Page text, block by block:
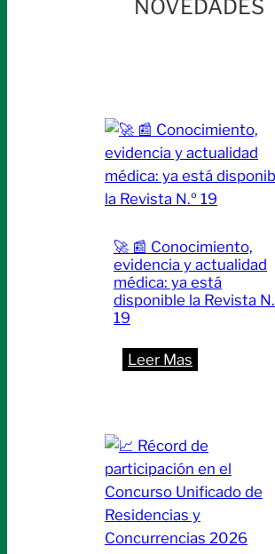
NOVEDADES
🚀 📰 Conocimiento,
evidencia y actualidad
médica: ya está
disponible la Revista
19
Leer Mas
evidencia
y
actualidad
médica:
ya